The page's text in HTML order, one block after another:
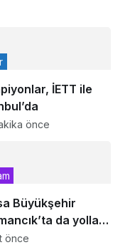
İETT ile
önce
Büyükşehir
da yolları
önce